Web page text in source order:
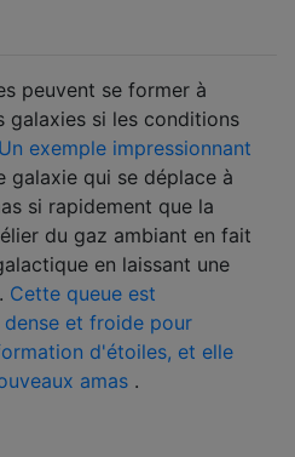
peuvent se former à
galaxies si les conditions
Un exemple impressionnant
galaxie qui se déplace à
si rapidement que la
du gaz ambiant en fait
en laissant une
Cette queue est
et froide pour
d'étoiles, et elle
amas .